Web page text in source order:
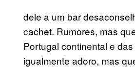
dele a um bar
cachet. Rumores, mas
Portugal continental e
igualmente adoro, mas